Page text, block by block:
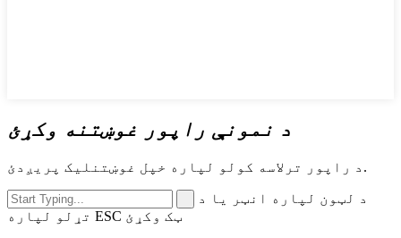
د نمونې راپور غوښتنه وکړئ
د راپور ترلاسه کولو لپاره خپل غوښتنلیک پریږدئ.
د لټون لپاره انټر یا د
تړلو لپاره ESC ټک وکړئ